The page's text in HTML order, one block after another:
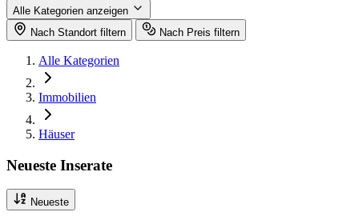
Alle Kategorien anzeigen
Nach Standort filtern
Nach Preis filtern
Alle Kategorien
Immobilien
Häuser
Neueste Inserate
Neueste